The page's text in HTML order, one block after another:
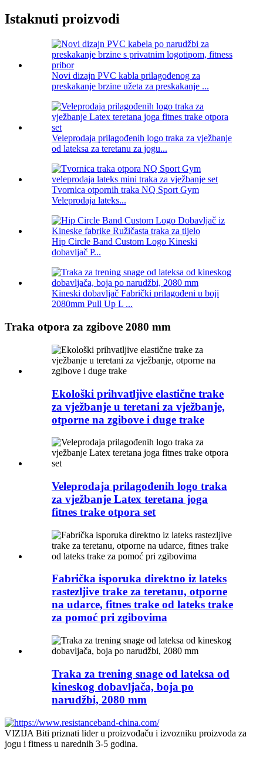
Istaknuti proizvodi
Novi dizajn PVC kabla prilagođenog za
preskakanje brzine užeta za preskakanje ...
Veleprodaja prilagođenih logo traka za vježbanje
od lateksa za teretanu za jogu...
Tvornica otpornih traka NQ Sport Gym
Veleprodaja lateks...
Hip Circle Band Custom Logo Kineski
dobavljač P...
Kineski dobavljač Fabrički prilagođeni u boji
2080mm Pull Up L ...
Traka otpora za zgibove 2080 mm
Ekološki prihvatljive elastične trake
za vježbanje u teretani za vježbanje,
otporne na zgibove i duge trake
Veleprodaja prilagođenih logo traka
za vježbanje Latex teretana joga
fitnes trake otpora set
Fabrička isporuka direktno iz lateks
rastezljive trake za teretanu, otporne
na udarce, fitnes trake od lateks trake
za pomoć pri zgibovima
Traka za trening snage od lateksa od
kineskog dobavljača, boja po
narudžbi, 2080 mm
VIZIJA Biti priznati lider u proizvođaču i izvozniku proizvoda za
jogu i fitness u narednih 3-5 godina.